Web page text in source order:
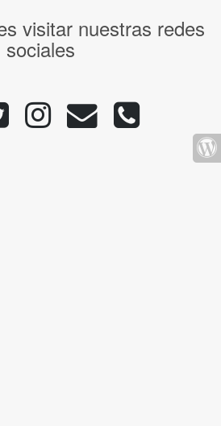
visitar nuestras redes
sociales